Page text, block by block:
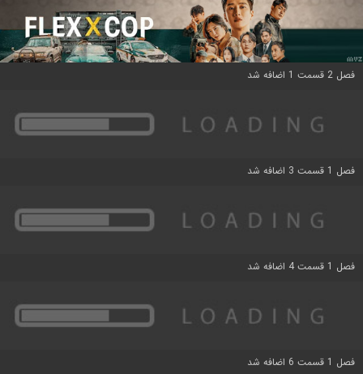
فصل 2 قسمت 1 اضافه شد
فصل 1 قسمت 3 اضافه شد
فصل 1 قسمت 4 اضافه شد
فصل 1 قسمت 6 اضافه شد